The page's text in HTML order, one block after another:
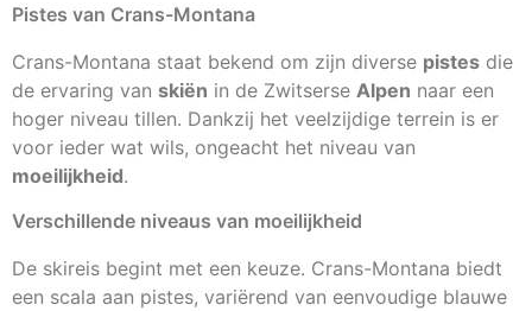
Pistes van Crans-Montana
Crans-Montana staat bekend om zijn diverse pistes die
de ervaring van skiën in de Zwitserse Alpen naar een
hoger niveau tillen. Dankzij het veelzijdige terrein is er
voor ieder wat wils, ongeacht het niveau van
moeilijkheid.
Verschillende niveaus van moeilijkheid
De skireis begint met een keuze. Crans-Montana biedt
een scala aan pistes, variërend van eenvoudige blauwe